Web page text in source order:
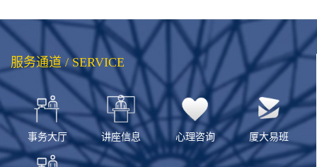
服务通道 / SERVICE
事务大厅 讲座信息 心理咨询 厦大易班